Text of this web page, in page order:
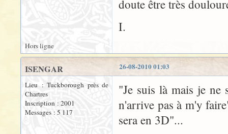
doute être très
I.
Hors ligne
26-08-2010 01:03
ISENGAR
Lieu : Tuckborough près de
Chartres
Inscription : 2001
Messages : 5 117
"Je suis là mais je ne
n'arrive pas à m'y
sera en 3D"...